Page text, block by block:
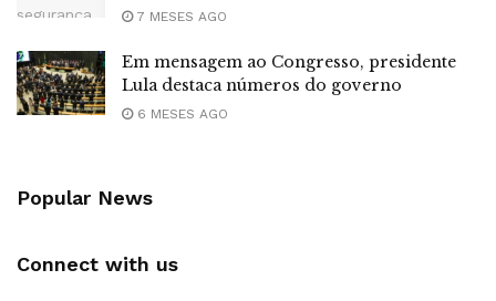
7 MESES AGO
Em mensagem ao Congresso, presidente
Lula destaca números do governo
6 MESES AGO
Popular News
Connect with us